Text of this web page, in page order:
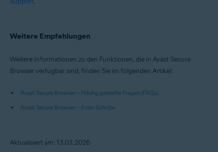
Weitere Empfehlungen
Weitere Informationen zu den Funktionen, die in Avast Secure
Browser verfügbar sind, finden Sie im folgenden Artikel:
Avast Secure Browser – Häufig gestellte Fragen (FAQs)
Avast Secure Browser – Erste Schritte
Aktualisiert am: 13.03.2026